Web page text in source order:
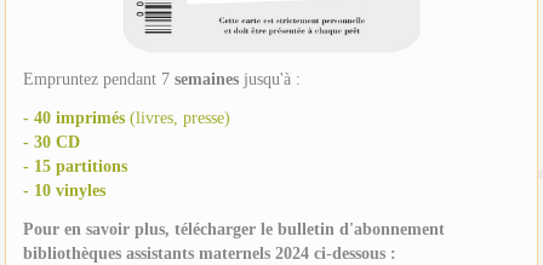
Empruntez pendant 7 semaines jusqu'à :
- 40 imprimés (livres, presse)
- 30 CD
- 15 partitions
- 10 vinyles
Pour en savoir plus, télécharger le bulletin d'abonnement
bibliothèques assistants maternels 2024 ci-dessous :